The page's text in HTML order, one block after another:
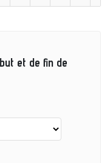
et de fin de